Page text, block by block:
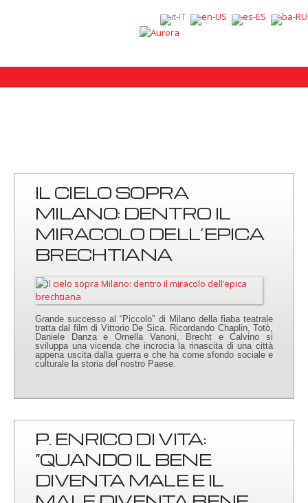
IL CIELO SOPRA
MILANO: DENTRO IL
MIRACOLO DELL’EPICA
BRECHTIANA
Grande successo al “Piccolo” di Milano della fiaba teatrale
tratta dal film di Vittorio De Sica. Ricordando Chaplin, Totò,
Daniele Danza e Ornella Vanoni, Brecht e Calvino si
sviluppa una vicenda che incrocia la rinascita di una città
appena uscita dalla guerra e che ha come sfondo sociale e
culturale la storia del nostro Paese.
P. ENRICO DI VITA:
“QUANDO IL BENE
DIVENTA MALE E IL